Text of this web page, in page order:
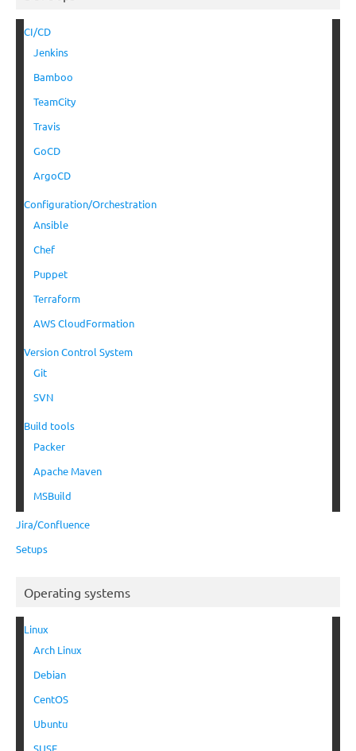
CI/CD
Jenkins
Bamboo
TeamCity
Travis
GoCD
ArgoCD
Configuration/Orchestration
Ansible
Chef
Puppet
Terraform
AWS CloudFormation
Version Control System
Git
SVN
Build tools
Packer
Apache Maven
MSBuild
Jira/Confluence
Setups
Operating systems
Linux
Arch Linux
Debian
CentOS
Ubuntu